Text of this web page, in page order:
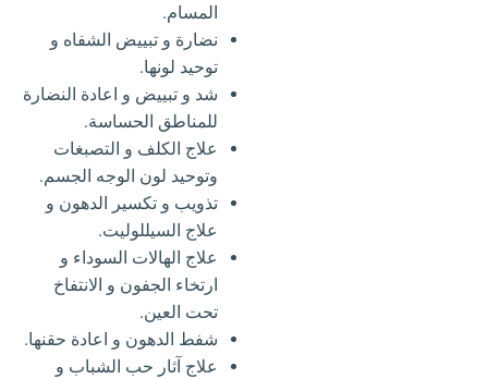
المسام.
نضارة و تبييض الشفاه و
توحيد لونها.
شد و تبييض و اعادة النضارة
للمناطق الحساسة.
علاج الكلف و التصبغات
وتوحيد لون الوجه الجسم.
تذويب و تكسير الدهون و
علاج السيللوليت.
علاج الهالات السوداء و
ارتخاء الجفون و الانتفاخ
تحت العين.
شفط الدهون و اعادة حقنها.
علاج آثار حب الشباب و